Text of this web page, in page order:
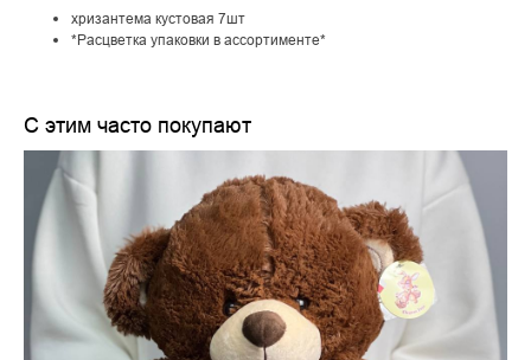
хризантема кустовая 7шт
*Расцветка упаковки в ассортименте*
С этим часто покупают